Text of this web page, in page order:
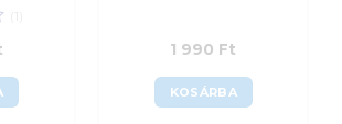
1 990 Ft
KOSÁRBA